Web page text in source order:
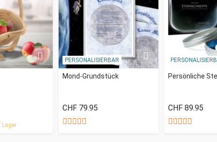
PERSONALISIERBAR
Mond-Grundstück
CHF 79.95
Persönliche
CHF 89.95